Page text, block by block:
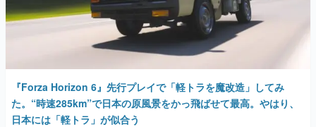
『Forza Horizon 6』先行プレイで「軽トラを魔改造」してみ
た。“時速285km”で日本の原風景をかっ飛ばせて最高。やはり、
日本には「軽トラ」が似合う